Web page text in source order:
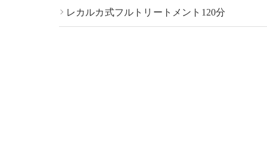
レカルカ式フルトリートメント120分